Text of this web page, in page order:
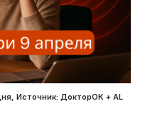
Источник: ДокторОК + AL